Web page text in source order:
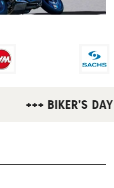
+++ BIKER'S